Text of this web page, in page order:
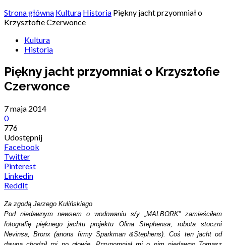
Strona główna Kultura Historia Piękny jacht przyomniał o
Krzysztofie Czerwonce
Kultura
Historia
Piękny jacht przyomniał o Krzysztofie
Czerwonce
7 maja 2014
0
776
Udostępnij
Facebook
Twitter
Pinterest
Linkedin
ReddIt
Za zgodą Jerzego Kulińskiego
Pod niedawnym newsem o wodowaniu s/y „MALBORK” zamieściłem
fotografię pięknego jachtu projektu Olina Stephensa, robota stoczni
Nevinsa, Bronx (anons firmy Sparkman &Stephens). Coś ten jacht od